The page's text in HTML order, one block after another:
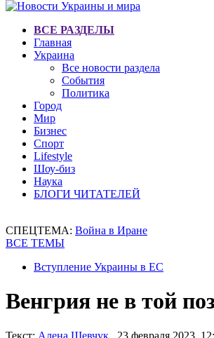
ВСЕ РАЗДЕЛЫ
Главная
Украина
Все новости раздела
События
Политика
Город
Мир
Бизнес
Спорт
Lifestyle
Шоу-биз
Наука
БЛОГИ ЧИТАТЕЛЕЙ
СПЕЦТЕМА: Война в Иране
ВСЕ ТЕМЫ
Вступление Украины в ЕС
Венгрия не в той
Текст: Алена Шевчук, 23 февраля 2023,